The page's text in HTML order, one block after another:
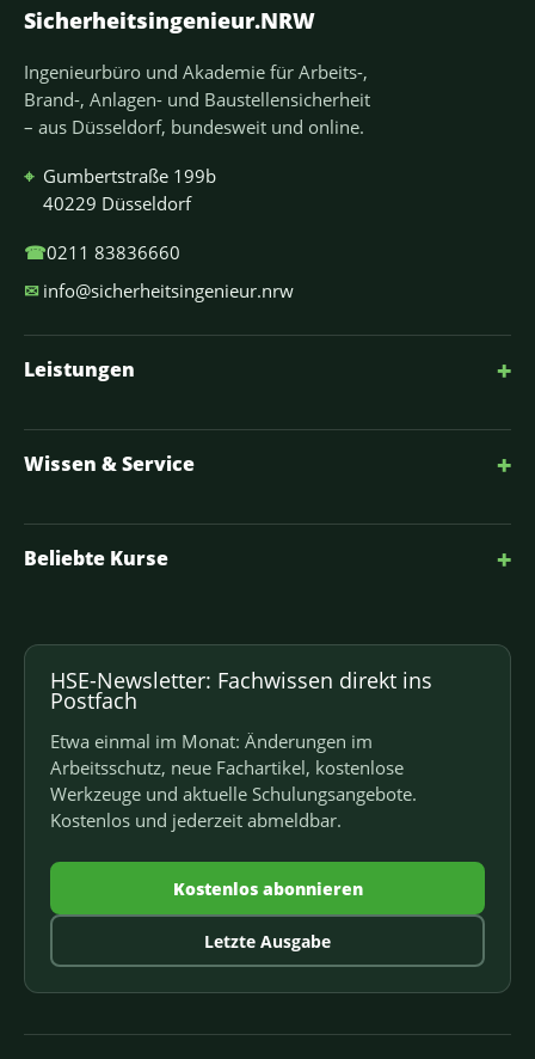
Sicherheitsingenieur.NRW
Ingenieurbüro und Akademie für Arbeits-,
Brand-, Anlagen- und Baustellensicherheit
– aus Düsseldorf, bundesweit und online.
⌖ Gumbertstraße 199b
40229 Düsseldorf
☎0211 83836660
✉ info@sicherheitsingenieur.nrw
Leistungen +
Wissen & Service +
Beliebte Kurse +
HSE-Newsletter: Fachwissen direkt ins
Postfach
Etwa einmal im Monat: Änderungen im
Arbeitsschutz, neue Fachartikel, kostenlose
Werkzeuge und aktuelle Schulungsangebote.
Kostenlos und jederzeit abmeldbar.
Kostenlos abonnieren
Letzte Ausgabe